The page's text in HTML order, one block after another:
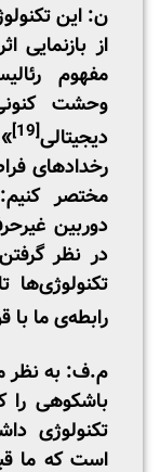
ن: این
از بازنمایی
مفهوم
وحشت
دیجیتالی[19]
رخدادهای
مختصر
دوربین
در نظر
رابطه‌ی ما با
م.ف: به نظر
باشکوهی را
تکنولوژی
است که ما